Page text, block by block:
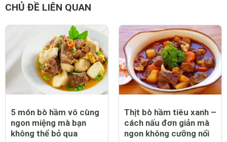
CHỦ ĐỀ LIÊN QUAN
5 món bò hầm vô cùng
ngon miệng mà bạn
không thể bỏ qua
Thịt bò hầm tiêu xanh –
cách nấu đơn giản mà
ngon không cưỡng nổi